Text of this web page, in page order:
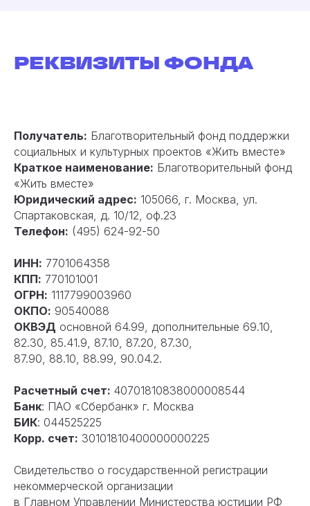
РЕКВИЗИТЫ ФОНДА
Получатель: Благотворительный фонд поддержки
социальных и культурных проектов «Жить вместе»
Краткое наименование: Благотворительный фонд
«Жить вместе»
Юридический адрес: 105066, г. Москва, ул.
Спартаковская, д. 10/12, оф.23
Телефон: (495) 624-92-50
ИНН: 7701064358
КПП: 770101001
ОГРН: 1117799003960
ОКПО: 90540088
ОКВЭД основной 64.99, дополнительные 69.10,
82.30, 85.41.9, 87.10, 87.20, 87.30,
87.90, 88.10, 88.99, 90.04.2.
Расчетный счет: 40701810838000008544
Банк: ПАО «Сбербанк» г. Москва
БИК: 044525225
Корр. счет: 30101810400000000225
Свидетельство о государственной регистрации
некоммерческой организации
в Главном Управлении Министерства юстиции РФ